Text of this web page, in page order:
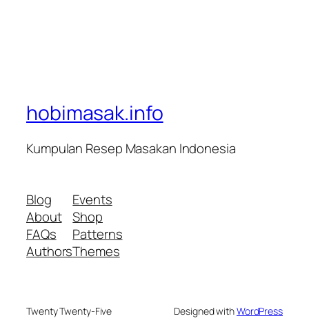
hobimasak.info
Kumpulan Resep Masakan Indonesia
Blog
About
FAQs
Authors
Events
Shop
Patterns
Themes
Twenty Twenty-Five Designed withWordPress